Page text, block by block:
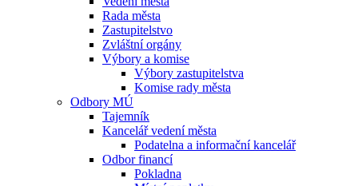
Rada města
Zastupitelstvo
Zvláštní orgány
Výbory a komise
Výbory zastupitelstva
Komise rady města
Odbory MÚ
Tajemník
Kancelář vedení města
Podatelna a informační kancelář
Odbor financí
Pokladna